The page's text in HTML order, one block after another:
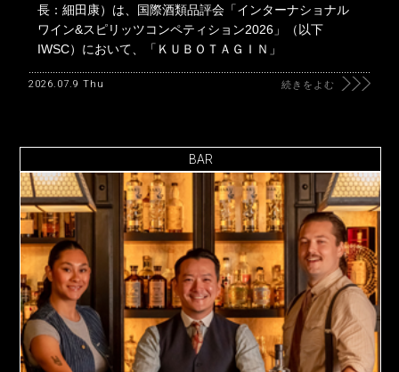
長：細田康）は、国際酒類品評会「インターナショナル
ワイン&スピリッツコンペティション2026」（以下
IWSC）において、「ＫＵＢＯＴＡＧＩＮ」
2026.07.9 Thu 続きをよむ
BAR